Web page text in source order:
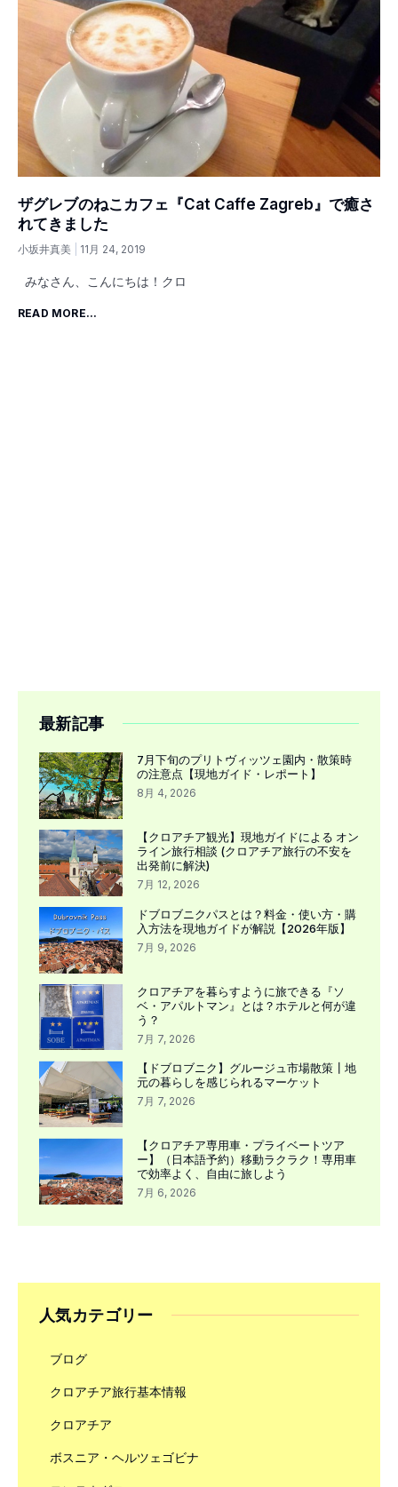
ザグレブのねこカフェ『Cat Caffe Zagreb』で癒さ
れてきました
小坂井真美 11月 24, 2019
みなさん、こんにちは！クロ
READ MORE...
最新記事
7月下旬のプリトヴィッツェ園内・散策時
の注意点【現地ガイド・レポート】
8月 4, 2026
【クロアチア観光】現地ガイドによる オン
ライン旅行相談 (クロアチア旅行の不安を
出発前に解決)
7月 12, 2026
ドブロブニクパスとは？料金・使い方・購
入方法を現地ガイドが解説【2026年版】
7月 9, 2026
クロアチアを暮らすように旅できる『ソ
ベ・アパルトマン』とは？ホテルと何が違
う？
7月 7, 2026
【ドブロブニク】グルージュ市場散策┃地
元の暮らしを感じられるマーケット
7月 7, 2026
【クロアチア専用車・プライベートツア
ー】（日本語予約）移動ラクラク！専用車
で効率よく、自由に旅しよう
7月 6, 2026
人気カテゴリー
ブログ
クロアチア旅行基本情報
クロアチア
ボスニア・ヘルツェゴビナ